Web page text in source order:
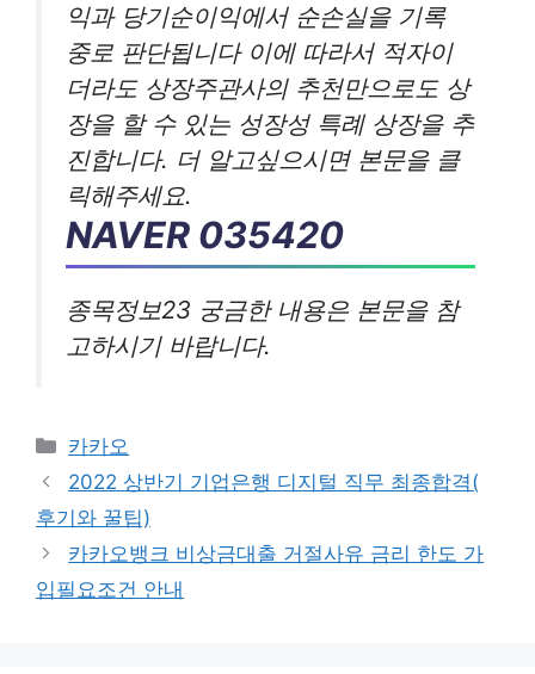
익과 당기순이익에서 순손실을 기록
중로 판단됩니다 이에 따라서 적자이
더라도 상장주관사의 추천만으로도 상
장을 할 수 있는 성장성 특례 상장을 추
진합니다. 더 알고싶으시면 본문을 클
릭해주세요.
NAVER 035420
종목정보23 궁금한 내용은 본문을 참
고하시기 바랍니다.
카
테
리
카카오
2022 상반기 기업은행 디지털 직무 최종합격(
후기와 꿀팁)
카카오뱅크 비상금대출 거절사유 금리 한도 가
입필요조건 안내